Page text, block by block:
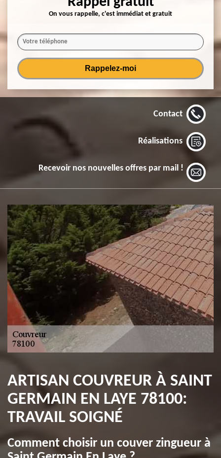
On vous rappelle, c'est immédiat et gratuit
Contact
Réalisations
Recevoir nos nouvelles offres par mail !
ARTISAN COUVREUR À SAINT
GERMAIN EN LAYE 78100:
TRAVAIL SOIGNÉ
Comment choisir un couver zingueur à